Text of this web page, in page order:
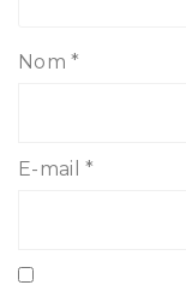
Nom*
E-mail*